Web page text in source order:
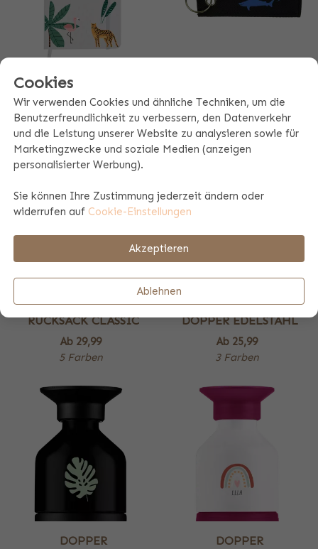
NOTIZHEFT
9,00
4 Farben
RECHTECKIG
5,99
6 Farben
RUCKSACK CLASSIC
Ab 29,99
5 Farben
DOPPER EDELSTAHL
Ab 25,99
3 Farben
DOPPER
DOPPER
Cookies
Wir verwenden Cookies und ähnliche Techniken, um die
Benutzerfreundlichkeit zu verbessern, den Datenverkehr
und die Leistung unserer Website zu analysieren sowie für
Marketingzwecke und soziale Medien (anzeigen
personalisierter Werbung).
Sie können Ihre Zustimmung jederzeit ändern oder
widerrufen auf Cookie-Einstellungen
Akzeptieren
Ablehnen